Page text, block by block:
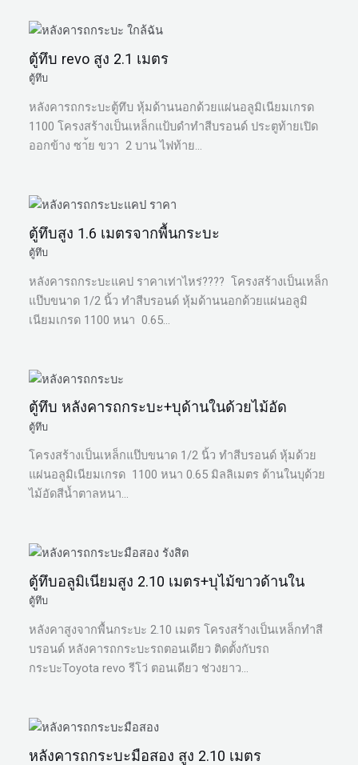
ตู้ทึบ revo สูง 2.1 เมตร
ตู้ทึบ
หลังคารถกระบะตู้ทึบ หุ้มด้านนอกด้วยแผ่นอลูมิเนียมเกรด
1100 โครงสร้างเป็นเหล็กแป้บดำทำสีบรอนด์ ประตูท้ายเปิด
ออกข้าง ซา้ย ขวา 2 บาน ไฟท้าย…
ตู้ทึบสูง 1.6 เมตรจากพื้นกระบะ
ตู้ทึบ
หลังคารถกระบะแคป ราคาเท่าไหร่???? โครงสร้างเป็นเหล็ก
แป๊บขนาด 1/2 นิ้ว ทำสีบรอนด์ หุ้มด้านนอกด้วยแผ่นอลูมิ
เนียมเกรด 1100 หนา 0.65…
ตู้ทึบ หลังคารถกระบะ+บุด้านในด้วยไม้อัด
ตู้ทึบ
โครงสร้างเป็นเหล็กแป๊บขนาด 1/2 นิ้ว ทำสีบรอนด์ หุ้มด้วย
แผ่นอลูมิเนียมเกรด 1100 หนา 0.65 มิลลิเมตร ด้านในบุด้วย
ไม้อัดสีน้ำตาลหนา…
ตู้ทึบอลูมิเนียมสูง 2.10 เมตร+บุไม้ขาวด้านใน
ตู้ทึบ
หลังคาสูงจากพื้นกระบะ 2.10 เมตร โครงสร้างเป็นเหล็กทำสี
บรอนด์ หลังคารถกระบะรถตอนเดียว ติดตั้งกับรถ
กระบะToyota revo รีโว่ ตอนเดียว ช่วงยาว…
หลังคารถกระบะมือสอง สูง 2.10 เมตร